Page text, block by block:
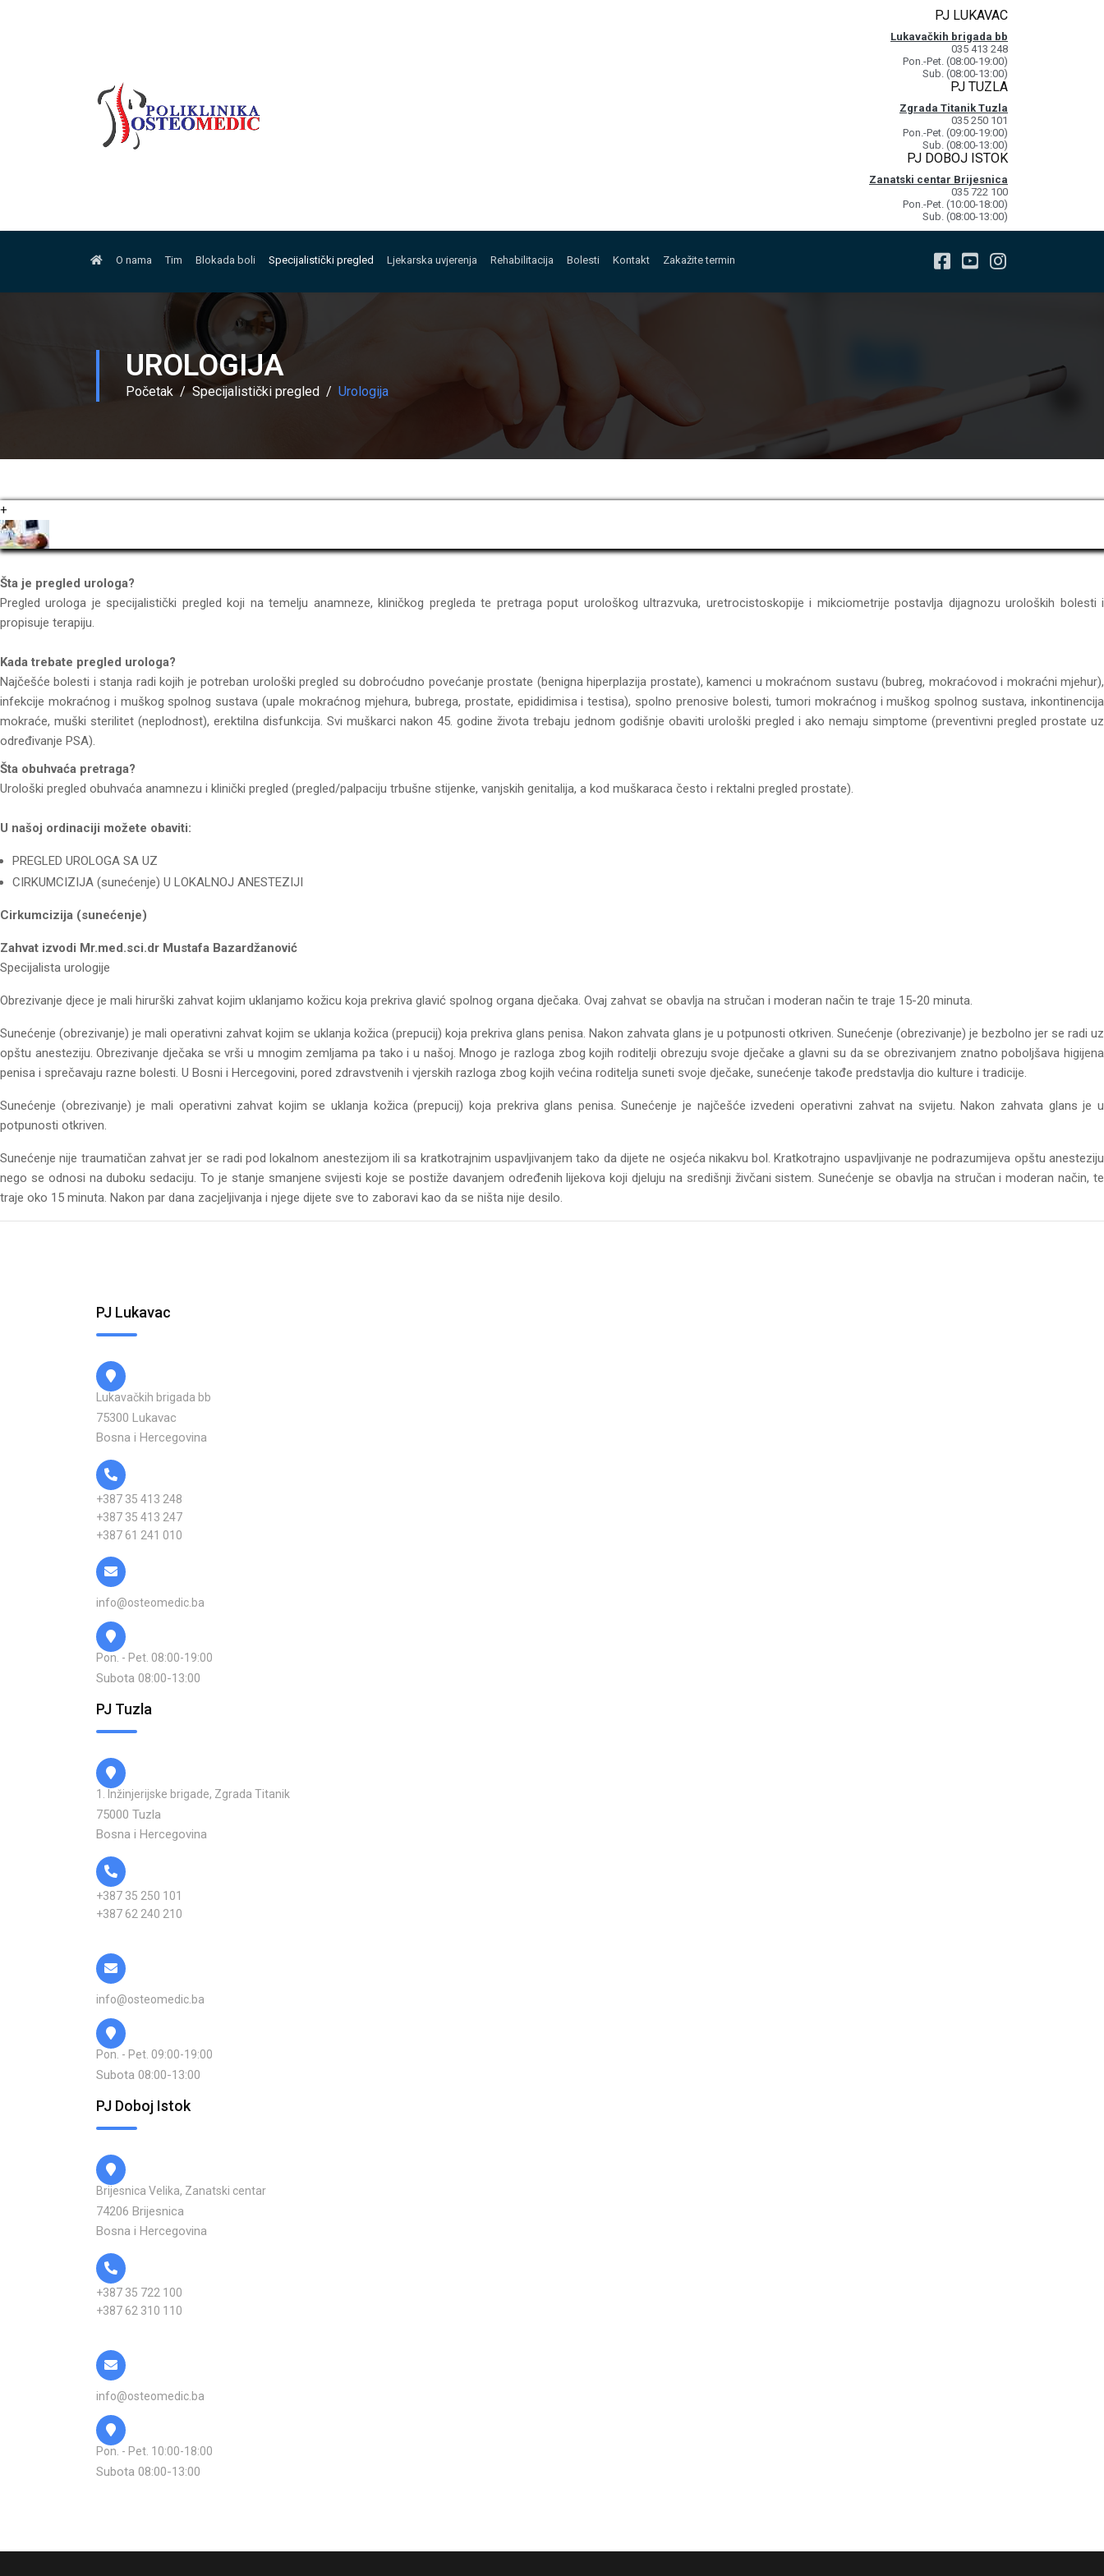
PJ LUKAVAC
Lukavačkih brigada bb
035 413 248
Pon.-Pet. (08:00-19:00)
Sub. (08:00-13:00)
PJ TUZLA
Zgrada Titanik Tuzla
035 250 101
Pon.-Pet. (09:00-19:00)
Sub. (08:00-13:00)
PJ DOBOJ ISTOK
Zanatski centar Brijesnica
035 722 100
Pon.-Pet. (10:00-18:00)
Sub. (08:00-13:00)
O nama Tim Blokada boli Specijalistički pregled Ljekarska uvjerenja Rehabilitacija Bolesti Kontakt Zakažite termin
UROLOGIJA
Početak Specijalistički pregled Urologija
+
Šta je pregled urologa?
Pregled urologa je specijalistički pregled koji na temelju anamneze, kliničkog pregleda te pretraga poput urološkog ultrazvuka, uretrocistoskopije i mikciometrije postavlja dijagnozu uroloških bolesti i
propisuje terapiju.
Kada trebate pregled urologa?
Najčešće bolesti i stanja radi kojih je potreban urološki pregled su dobroćudno povećanje prostate (benigna hiperplazija prostate), kamenci u mokraćnom sustavu (bubreg, mokraćovod i mokraćni mjehur),
infekcije mokraćnog i muškog spolnog sustava (upale mokraćnog mjehura, bubrega, prostate, epididimisa i testisa), spolno prenosive bolesti, tumori mokraćnog i muškog spolnog sustava, inkontinencija
mokraće, muški sterilitet (neplodnost), erektilna disfunkcija. Svi muškarci nakon 45. godine života trebaju jednom godišnje obaviti urološki pregled i ako nemaju simptome (preventivni pregled prostate uz
određivanje PSA).
Šta obuhvaća pretraga?
Urološki pregled obuhvaća anamnezu i klinički pregled (pregled/palpaciju trbušne stijenke, vanjskih genitalija, a kod muškaraca često i rektalni pregled prostate).
U našoj ordinaciji možete obaviti:
PREGLED UROLOGA SA UZ
CIRKUMCIZIJA (sunećenje) U LOKALNOJ ANESTEZIJI
Cirkumcizija (sunećenje)
Zahvat izvodi Mr.med.sci.dr Mustafa Bazardžanović
Specijalista urologije
Obrezivanje djece je mali hirurški zahvat kojim uklanjamo kožicu koja prekriva glavić spolnog organa dječaka. Ovaj zahvat se obavlja na stručan i moderan način te traje 15-20 minuta.
Sunećenje (obrezivanje) je mali operativni zahvat kojim se uklanja kožica (prepucij) koja prekriva glans penisa. Nakon zahvata glans je u potpunosti otkriven. Sunećenje (obrezivanje) je bezbolno jer se radi uz
opštu anesteziju. Obrezivanje dječaka se vrši u mnogim zemljama pa tako i u našoj. Mnogo je razloga zbog kojih roditelji obrezuju svoje dječake a glavni su da se obrezivanjem znatno poboljšava higijena
penisa i sprečavaju razne bolesti. U Bosni i Hercegovini, pored zdravstvenih i vjerskih razloga zbog kojih većina roditelja suneti svoje dječake, sunećenje takođe predstavlja dio kulture i tradicije.
Sunećenje (obrezivanje) je mali operativni zahvat kojim se uklanja kožica (prepucij) koja prekriva glans penisa. Sunećenje je najčešće izvedeni operativni zahvat na svijetu. Nakon zahvata glans je u
potpunosti otkriven.
Sunećenje nije traumatičan zahvat jer se radi pod lokalnom anestezijom ili sa kratkotrajnim uspavljivanjem tako da dijete ne osjeća nikakvu bol. Kratkotrajno uspavljivanje ne podrazumijeva opštu anesteziju
nego se odnosi na duboku sedaciju. To je stanje smanjene svijesti koje se postiže davanjem određenih lijekova koji djeluju na središnji živčani sistem. Sunećenje se obavlja na stručan i moderan način, te
traje oko 15 minuta. Nakon par dana zacjeljivanja i njege dijete sve to zaboravi kao da se ništa nije desilo.
PJ Lukavac
Lukavačkih brigada bb
75300 Lukavac
Bosna i Hercegovina
+387 35 413 248
+387 35 413 247
+387 61 241 010
info@osteomedic.ba
Pon. - Pet. 08:00-19:00
Subota 08:00-13:00
PJ Tuzla
1. Inžinjerijske brigade, Zgrada Titanik
75000 Tuzla
Bosna i Hercegovina
+387 35 250 101
+387 62 240 210
info@osteomedic.ba
Pon. - Pet. 09:00-19:00
Subota 08:00-13:00
PJ Doboj Istok
Brijesnica Velika, Zanatski centar
74206 Brijesnica
Bosna i Hercegovina
+387 35 722 100
+387 62 310 110
info@osteomedic.ba
Pon. - Pet. 10:00-18:00
Subota 08:00-13:00